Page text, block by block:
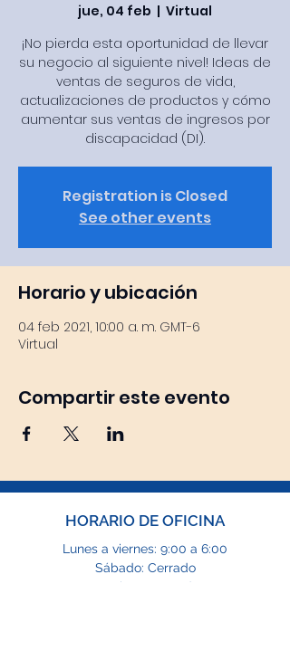
jue, 04 feb
  |
Virtual
¡No pierda esta oportunidad de llevar
su negocio al siguiente nivel! Ideas de
ventas de seguros de vida,
actualizaciones de productos y cómo
aumentar sus ventas de ingresos por
discapacidad (DI).
Registration is Closed
See other events
Horario y ubicación
04 feb 2021, 10:00 a. m. GMT-6
Virtual
Compartir este evento
HORARIO DE OFICINA
Lunes a viernes: 9:00 a 6:00
Sábado: Cerrado
Domingo: Cerrado